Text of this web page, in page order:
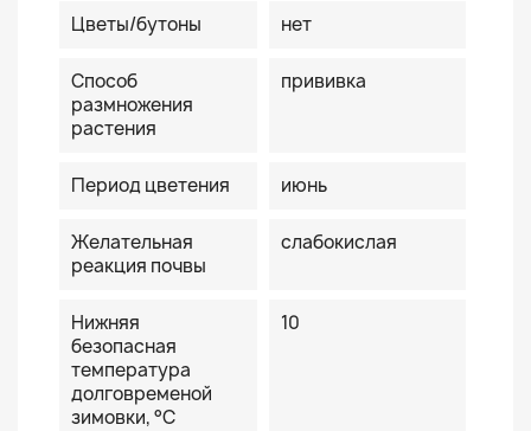
Цветы/бутоны нет
Способ
размножения
растения
прививка
Период цветения июнь
Желательная
реакция почвы
слабокислая
Нижняя
безопасная
температура
долговременой
зимовки, °С
10